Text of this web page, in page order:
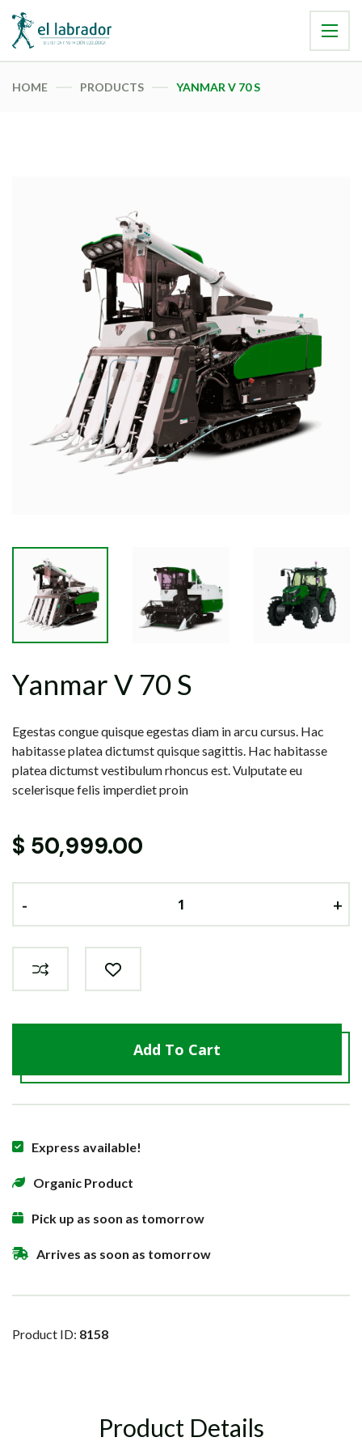
HOME PRODUCTS YANMAR V 70 S
Yanmar V 70 S
Egestas congue quisque egestas diam in arcu cursus. Hac
habitasse platea dictumst quisque sagittis. Hac habitasse
platea dictumst vestibulum rhoncus est. Vulputate eu
scelerisque felis imperdiet proin
$ 50,999.00
- +
- +
- +
Add To Cart
Express available!
Organic Product
Pick up as soon as tomorrow
Arrives as soon as tomorrow
Product ID: 8158
Product Details